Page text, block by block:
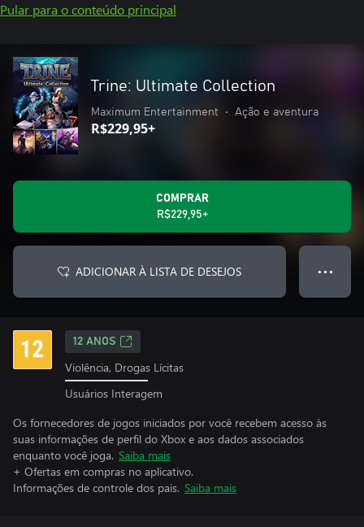
Pular para o conteúdo principal
Trine: Ultimate Collection
Maximum Entertainment • Ação e aventura
R$229,95+
COMPRAR
R$229,95+
ADICIONAR À LISTA DE DESEJOS ● ● ●
12 ANOS
Violência, Drogas Lícitas
Usuários Interagem
Os fornecedores de jogos iniciados por você recebem acesso às
suas informações de perfil do Xbox e aos dados associados
enquanto você joga. Saiba mais
+ Ofertas em compras no aplicativo.
Informações de controle dos pais. Saiba mais